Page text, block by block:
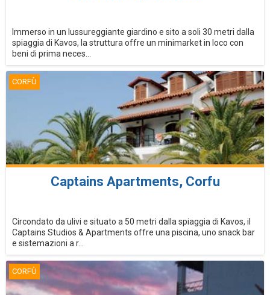
Immerso in un lussureggiante giardino e sito a soli 30 metri dalla
spiaggia di Kavos, la struttura offre un minimarket in loco con
beni di prima neces...
CORFÙ
Captains Apartments, Corfu
Circondato da ulivi e situato a 50 metri dalla spiaggia di Kavos, il
Captains Studios & Apartments offre una piscina, uno snack bar
e sistemazioni a r...
CORFÙ